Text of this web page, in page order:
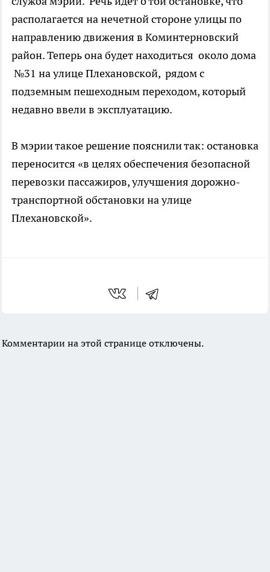
располагается на нечетной стороне улицы по
направлению движения в Коминтерновский
район. Теперь она будет находиться около дома
№31 на улице Плехановской, рядом с
подземным пешеходным переходом, который
недавно ввели в эксплуатацию.
В мэрии такое решение пояснили так: остановка
переносится «в целях обеспечения безопасной
перевозки пассажиров, улучшения дорожно-
транспортной обстановки на улице
Плехановской».
Комментарии на этой странице отключены.